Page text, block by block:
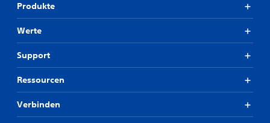
Produkte
Werte
Support
Ressourcen
Verbinden